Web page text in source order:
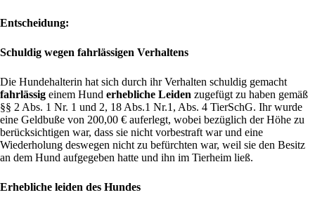
Entscheidung:
Schuldig wegen fahrlässigen Verhaltens
Die Hundehalterin hat sich durch ihr Verhalten schuldig gemacht
fahrlässig einem Hund erhebliche Leiden zugefügt zu haben gemäß
§§ 2 Abs. 1 Nr. 1 und 2, 18 Abs.1 Nr.1, Abs. 4 TierSchG. Ihr wurde
eine Geldbuße von 200,00 € auferlegt, wobei bezüglich der Höhe zu
berücksichtigen war, dass sie nicht vorbestraft war und eine
Wiederholung deswegen nicht zu befürchten war, weil sie den Besitz
an dem Hund aufgegeben hatte und ihn im Tierheim ließ.
Erhebliche leiden des Hundes